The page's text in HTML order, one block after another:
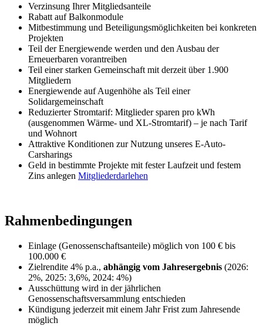
Verzinsung Ihrer Mitgliedsanteile
Rabatt auf Balkonmodule
Mitbestimmung und Beteiligungsmöglichkeiten bei konkreten
Projekten
Teil der Energiewende werden und den Ausbau der
Erneuerbaren vorantreiben
Teil einer starken Gemeinschaft mit derzeit über 1.900
Mitgliedern
Energiewende auf Augenhöhe als Teil einer
Solidargemeinschaft
Reduzierter Stromtarif: Mitglieder sparen pro kWh
(ausgenommen Wärme- und XL-Stromtarif) – je nach Tarif
und Wohnort
Attraktive Konditionen zur Nutzung unseres E-Auto-
Carsharings
Geld in bestimmte Projekte mit fester Laufzeit und festem
Zins anlegen Mitgliederdarlehen
Rahmenbedingungen
Einlage (Genossenschaftsanteile) möglich von 100 € bis
100.000 €
Zielrendite 4% p.a., abhängig vom Jahresergebnis (2026:
2%, 2025: 3,6%, 2024: 4%)
Ausschüttung wird in der jährlichen
Genossenschaftsversammlung entschieden
Kündigung jederzeit mit einem Jahr Frist zum Jahresende
möglich